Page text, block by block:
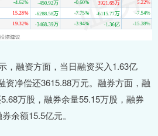
，融资方面，当日融资买入1.63亿
资净偿还3615.88万元。融券方面，融
万股，融券余量55.15万股，融券
余额15.5亿元。